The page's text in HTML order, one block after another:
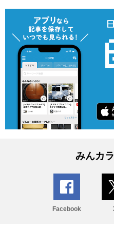
みんカ
Facebook